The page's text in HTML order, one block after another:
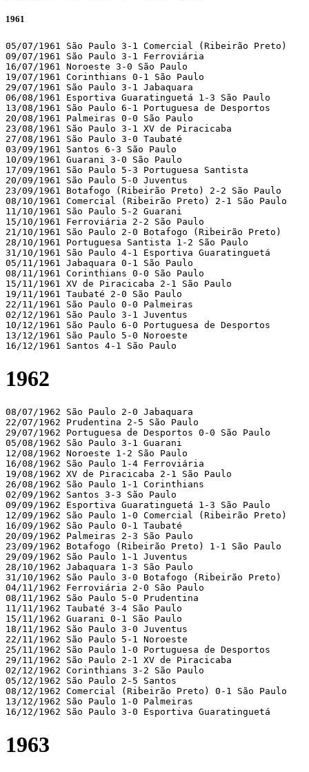
1961
05/07/1961 São Paulo 3-1 Comercial (Ribeirão Preto)
09/07/1961 São Paulo 3-1 Ferroviária
16/07/1961 Noroeste 3-0 São Paulo
19/07/1961 Corinthians 0-1 São Paulo
29/07/1961 São Paulo 3-1 Jabaquara
06/08/1961 Esportiva Guaratinguetá 1-3 São Paulo
13/08/1961 São Paulo 6-1 Portuguesa de Desportos
20/08/1961 Palmeiras 0-0 São Paulo
23/08/1961 São Paulo 3-1 XV de Piracicaba
27/08/1961 São Paulo 3-0 Taubaté
03/09/1961 Santos 6-3 São Paulo
10/09/1961 Guarani 3-0 São Paulo
17/09/1961 São Paulo 5-3 Portuguesa Santista
20/09/1961 São Paulo 5-0 Juventus
23/09/1961 Botafogo (Ribeirão Preto) 2-2 São Paulo
08/10/1961 Comercial (Ribeirão Preto) 2-1 São Paulo
11/10/1961 São Paulo 5-2 Guarani
15/10/1961 Ferroviária 2-2 São Paulo
21/10/1961 São Paulo 2-0 Botafogo (Ribeirão Preto)
28/10/1961 Portuguesa Santista 1-2 São Paulo
31/10/1961 São Paulo 4-1 Esportiva Guaratinguetá
05/11/1961 Jabaquara 0-1 São Paulo
08/11/1961 Corinthians 0-0 São Paulo
15/11/1961 XV de Piracicaba 2-1 São Paulo
19/11/1961 Taubaté 2-0 São Paulo
22/11/1961 São Paulo 0-0 Palmeiras
02/12/1961 São Paulo 3-1 Juventus
10/12/1961 São Paulo 6-0 Portuguesa de Desportos
13/12/1961 São Paulo 5-0 Noroeste
16/12/1961 Santos 4-1 São Paulo
1962
08/07/1962 São Paulo 2-0 Jabaquara
22/07/1962 Prudentina 2-5 São Paulo
29/07/1962 Portuguesa de Desportos 0-0 São Paulo
05/08/1962 São Paulo 3-1 Guarani
12/08/1962 Noroeste 1-2 São Paulo
16/08/1962 São Paulo 1-4 Ferroviária
19/08/1962 XV de Piracicaba 2-1 São Paulo
26/08/1962 São Paulo 1-1 Corinthians
02/09/1962 Santos 3-3 São Paulo
09/09/1962 Esportiva Guaratinguetá 1-3 São Paulo
12/09/1962 São Paulo 1-0 Comercial (Ribeirão Preto)
16/09/1962 São Paulo 0-1 Taubaté
20/09/1962 Palmeiras 2-3 São Paulo
23/09/1962 Botafogo (Ribeirão Preto) 1-1 São Paulo
29/09/1962 São Paulo 1-1 Juventus
28/10/1962 Jabaquara 1-3 São Paulo
31/10/1962 São Paulo 3-0 Botafogo (Ribeirão Preto)
04/11/1962 Ferroviária 2-0 São Paulo
08/11/1962 São Paulo 5-0 Prudentina
11/11/1962 Taubaté 3-4 São Paulo
15/11/1962 Guarani 0-1 São Paulo
18/11/1962 São Paulo 3-0 Juventus
22/11/1962 São Paulo 5-1 Noroeste
25/11/1962 São Paulo 1-0 Portuguesa de Desportos
29/11/1962 São Paulo 2-1 XV de Piracicaba
02/12/1962 Corinthians 3-2 São Paulo
05/12/1962 São Paulo 2-5 Santos
08/12/1962 Comercial (Ribeirão Preto) 0-1 São Paulo
13/12/1962 São Paulo 1-0 Palmeiras
16/12/1962 São Paulo 3-0 Esportiva Guaratinguetá
1963